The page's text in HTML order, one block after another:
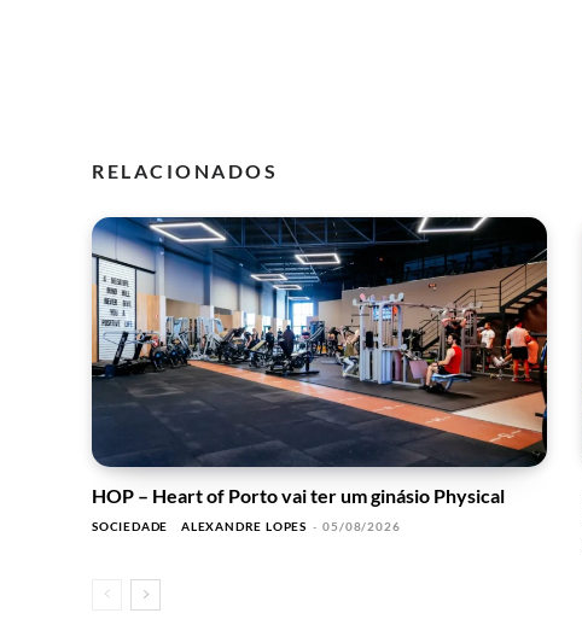
RELACIONADOS
HOP – Heart of Porto vai ter um ginásio Physical
SOCIEDADE ALEXANDRE LOPES - 05/08/2026